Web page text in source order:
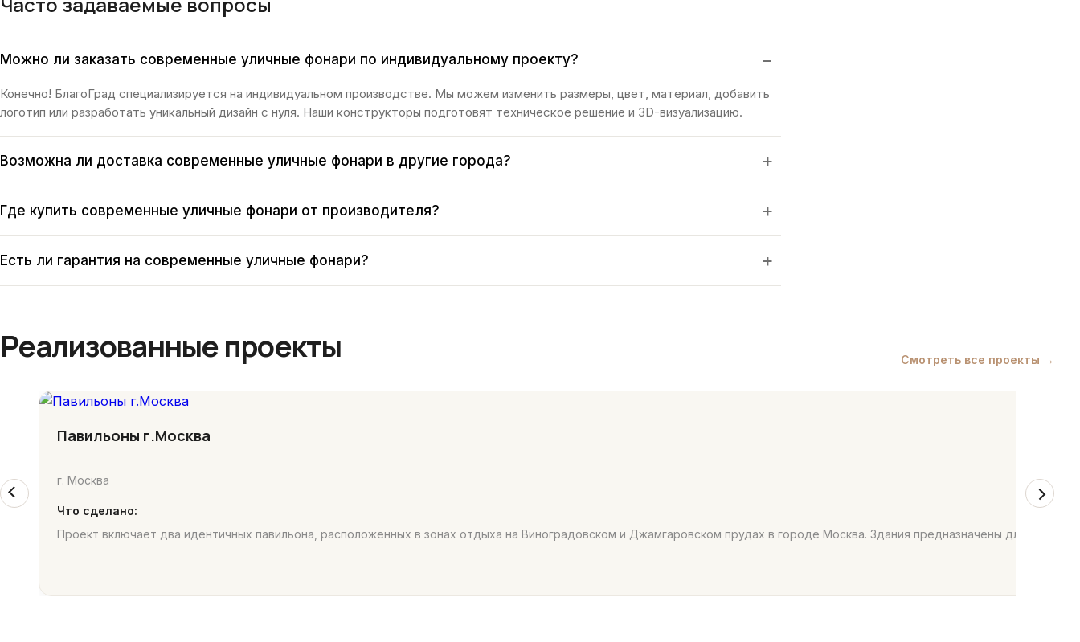
Можно ли заказать современные уличные фонари по индивидуальному проекту? −
Конечно! БлагоГрад специализируется на индивидуальном производстве. Мы можем изменить размеры, цвет, материал, добавить
логотип или разработать уникальный дизайн с нуля. Наши конструкторы подготовят техническое решение и 3D-визуализацию.
Возможна ли доставка современные уличные фонари в другие города? +
Где купить современные уличные фонари от производителя? +
Есть ли гарантия на современные уличные фонари? +
Реализованные проекты Смотреть все проекты →
Павильоны г.Москва
г. Москва
Что сделано:
Проект включает два идентичных павильона, расположенных в зонах отдыха на Виноградовском и Джамгаровском прудах в городе Москва. Здания предназначены для